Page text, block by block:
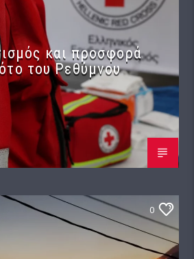
και προσφορά
του Ρεθύμνου
0